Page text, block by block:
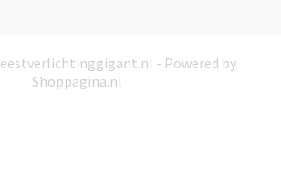
- Powered by
Shoppagina.nl